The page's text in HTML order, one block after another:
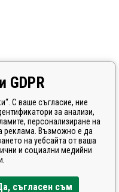
GDPR
С ваше съгласие, ние
за анализи,
персонализиране на
реклама. Възможно е да
на уебсайта от ваша
и социални медийни
съгласен съм